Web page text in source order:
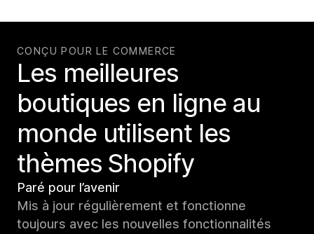
CONÇU POUR LE COMMERCE
Les meilleures
boutiques en ligne au
monde utilisent les
thèmes Shopify
Paré pour l’avenir
Mis à jour régulièrement et fonctionne
toujours avec les nouvelles fonctionnalités